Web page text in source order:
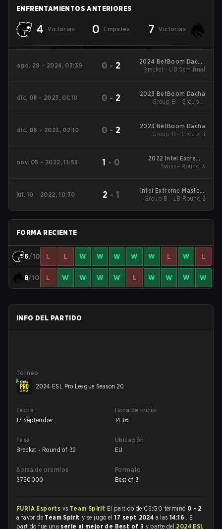
ENFRENTAMIENTOS ANTERIORES
4 Victorias 0 Empates 7 Victorias
ago. 29 - 2024, 03:39 0 - 2
2024 BetBoom Dacha
Belgrade #2
Bracket - UB Semifinal
dic. 08 - 2023, 01:10 0 - 2
2023 BetBoom Dacha
Group B - Group B
dic. 06 - 2023, 02:10 0 - 2
2023 BetBoom Dacha
Group B - Group B
nov. 05 - 2022, 11:53 1 - 0
2022 Intel Extreme
Masters XVII - Rio
Swiss - Round 3
jul. 10 - 2022, 10:30 2 - 1
Intel Extreme Masters
17 - Cologne Main
Group B - LB Round 2
FORMA RECIENTE
6/10 L L W W W W W L W L
8/10 L W W W W L W W W W
INFO DEL PARTIDO
Torneo
2024 ESL Pro League Season 20
Fecha
17 September
Hora de inicio
14:16
Fase
Bracket - Round of 32
Ubicación
EU
Bolsa de premios
$750000
Formato
Best of 3
FURIA Esports vs Team Spirit El partido de CS:GO terminó 0 - 2
a favor de Team Spirity se jugó el17 sept 2024 a las14:16 . El
partido fue una serie al mejor de Best of 3 y parte del 2024 ESL